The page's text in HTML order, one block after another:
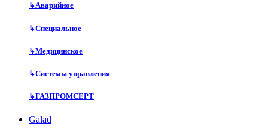
↳Аварийное
↳Специальное
↳Медицинское
↳Системы управления
↳ГАЗПРОМСЕРТ
Galad